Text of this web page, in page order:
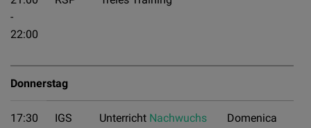
-
22:00
Donnerstag
17:30
IGS Unterricht Nachwuchs
Domenica